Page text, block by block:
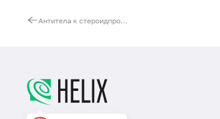
Антитела к стероидпродуцирующим клеткам надпочечника